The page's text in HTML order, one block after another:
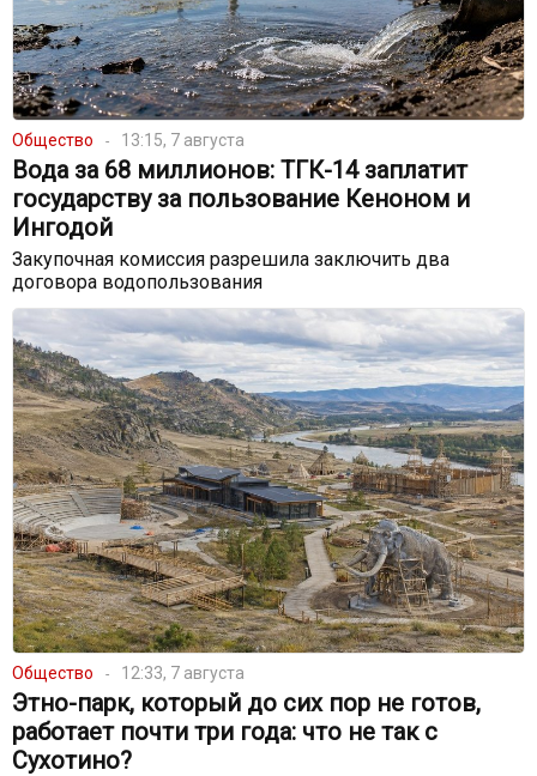
Общество 13:15, 7 августа
Вода за 68 миллионов: ТГК-14 заплатит
государству за пользование Кеноном и
Ингодой
Закупочная комиссия разрешила заключить два
договора водопользования
Общество 12:33, 7 августа
Этно-парк, который до сих пор не готов,
работает почти три года: что не так с
Сухотино?